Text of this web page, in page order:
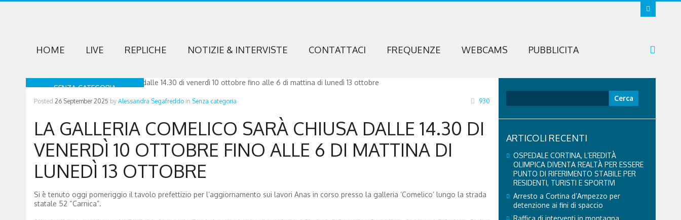
HOME LIVE REPLICHE NOTIZIE & INTERVISTE CONTATTACI FREQUENZE WEBCAMS PUBBLICITA
SENZA CATEGORIA
Posted 26 September 2025 by Alessandra Segafreddo in Senza categoria 930
LA GALLERIA COMELICO SARÀ CHIUSA DALLE 14.30 DI
VENERDÌ 10 OTTOBRE FINO ALLE 6 DI MATTINA DI
LUNEDÌ 13 OTTOBRE
Si è tenuto oggi pomeriggio il tavolo prefettizio per l’aggiornamento sui lavori Anas in corso presso la galleria ‘Comelico’ lungo la strada
statale 52 “Carnica”.
ARTICOLI RECENTI
OSPEDALE CORTINA, L’EREDITÀ
OLIMPICA DIVENTA REALTÀ PER ESSERE
PUNTO DI RIFERIMENTO STABILE PER
RESIDENTI, TURISTI E SPORTIVI
Arresto a Cortina d’Ampezzo per
detenzione ai fini di spaccio
Raffica di interventi in montagna